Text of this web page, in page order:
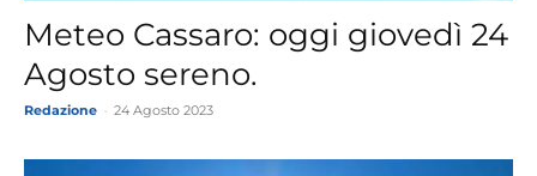
Meteo Cassaro: oggi giovedì 24
Agosto sereno.
Redazione 24 Agosto 2023